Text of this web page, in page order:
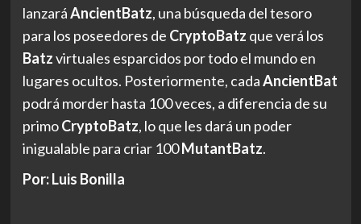
lanzaráAncientBatz, una búsqueda del tesoro
para los poseedores de CryptoBatz que verá los
Batzvirtuales esparcidos por todo el mundo en
lugares ocultos. Posteriormente, cadaAncientBat
podrá morder hasta 100 veces, a diferencia de su
primoCryptoBatz, lo que les dará un poder
inigualable para criar 100MutantBatz.
Por: Luis Bonilla